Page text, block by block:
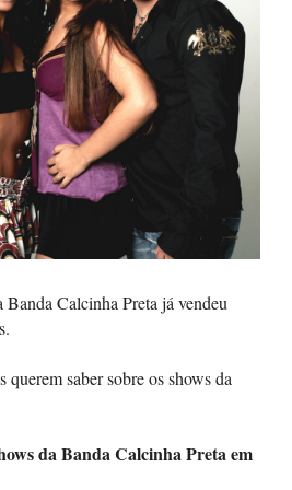
Calcinha Preta já vendeu
querem saber sobre os shows da
da Banda Calcinha Preta em